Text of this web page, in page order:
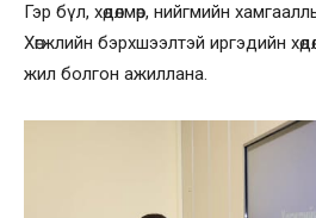
Гэр бүл, хөдөлмөр, нийгмийн
Хөгжлийн бэрхшээлтэй иргэдийн
жил болгон ажиллана.